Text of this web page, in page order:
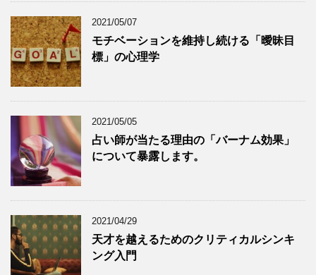
2021/05/07
モチベーションを維持し続ける「曖昧目
標」の心理学
2021/05/05
占い師が当たる理由の「バーナム効果」
について暴露します。
2021/04/29
天才を越えるためのクリティカルシンキ
ング入門